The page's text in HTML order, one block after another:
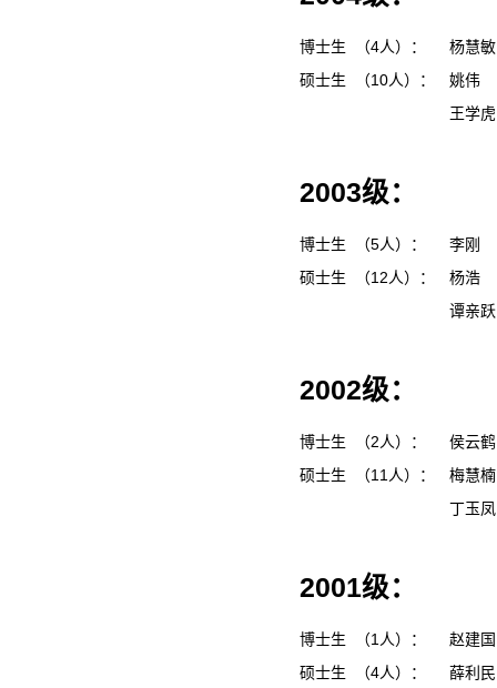
博士生 （4人）：
杨慧
硕士生 （10人）：
姚伟
王学
2003级：
博士生 （5人）：
李刚
硕士生 （12人）：
杨浩
谭亲
2002级：
博士生 （2人）：
侯云
硕士生 （11人）：
梅慧
丁玉
2001级：
博士生 （1人）：
赵建
硕士生 （4人）：
薛利